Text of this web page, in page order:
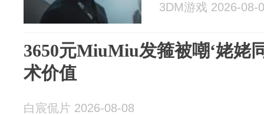
3DM游戏 2026-08-
3650元MiuMiu发箍被嘲‘姥姥
术价值
白宸侃片 2026-08-08